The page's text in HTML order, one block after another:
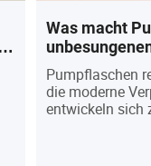
Was macht
modernen
Pumpflaschen
die moderne
entwickeln sich